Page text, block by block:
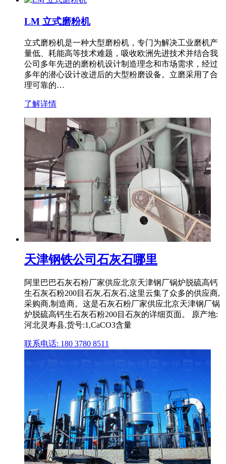
LM 立式磨粉机
立式磨粉机是一种大型磨粉机，专门为解决工业磨机产
量低、耗能高等技术难题，吸收欧洲先进技术并结合我
公司多年先进的磨粉机设计制造理念和市场需求，经过
多年的潜心设计改进后的大型粉磨设备。立磨采用了合
理可靠的…
了解详情
天津钢铁公司石灰石哪里
阿里巴巴石灰石粉厂家供应北京天津钢厂锅炉脱硫高钙
生石灰石粉200目石灰,石灰石,这里云集了众多的供应商,
采购商,制造商。这是石灰石粉厂家供应北京天津钢厂锅
炉脱硫高钙生石灰石粉200目石灰的详细页面。 原产地:
河北灵寿县,货号:1,CaCO3含量
联系电话: 180 3780 8511